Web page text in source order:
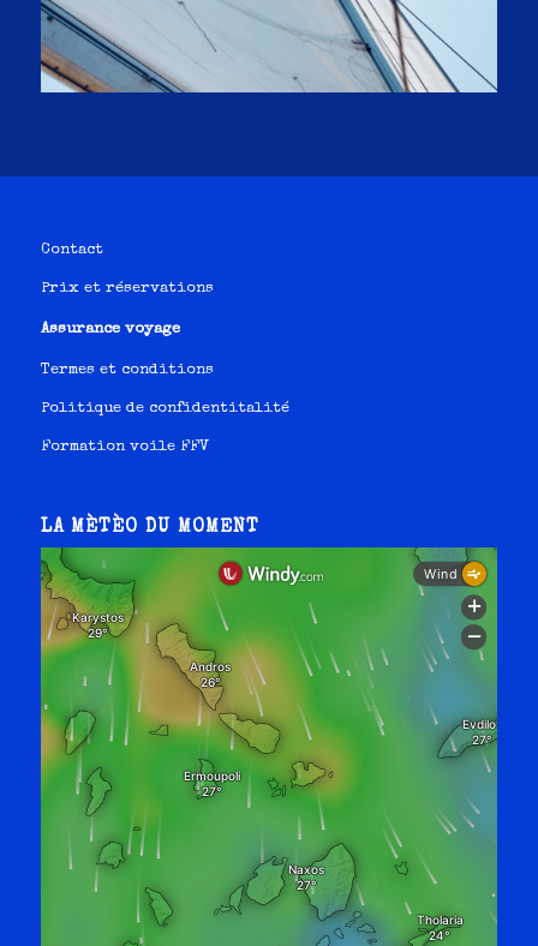
Contact
Prix et réservations
Assurance voyage
Termes et conditions
Politique de confidentitalité
Formation voile FFV
LA MÈTÈO DU MOMENT